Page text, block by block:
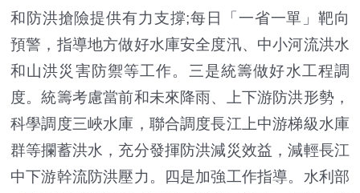
和防洪搶險提供有力支撐;每日「一省一單」靶向
預警，指導地方做好水庫安全度汛、中小河流洪水
和山洪災害防禦等工作。三是統籌做好水工程調
度。統籌考慮當前和未來降雨、上下游防洪形勢，
科學調度三峽水庫，聯合調度長江上中游梯級水庫
群等攔蓄洪水，充分發揮防洪減災效益，減輕長江
中下游幹流防洪壓力。四是加強工作指導。水利部